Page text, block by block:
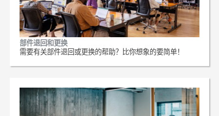
部件退回和更换
需要有关部件退回或更换的帮助？比你想象的要简单！